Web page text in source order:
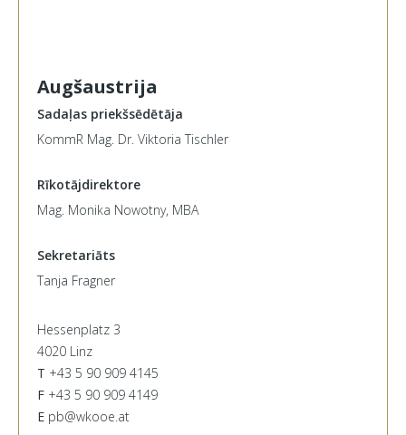
Augšaustrija
Sadaļas priekšsēdētāja
KommR Mag. Dr. Viktoria Tischler
Rīkotājdirektore
Mag. Monika Nowotny, MBA
Sekretariāts
Tanja Fragner
Hessenplatz 3
4020 Linz
T +43 5 90 909 4145
F +43 5 90 909 4149
E pb@wkooe.at